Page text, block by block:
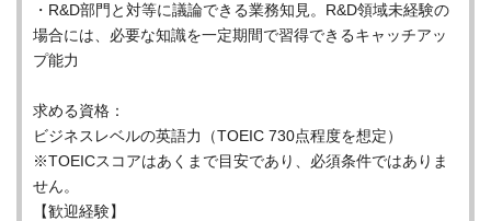
・R&D部門と対等に議論できる業務知見。R&D領域未経験の
場合には、必要な知識を一定期間で習得できるキャッチアッ
プ能力
求める資格：
ビジネスレベルの英語力（TOEIC 730点程度を想定）
※TOEICスコアはあくまで目安であり、必須条件ではありま
せん。
【歓迎経験】